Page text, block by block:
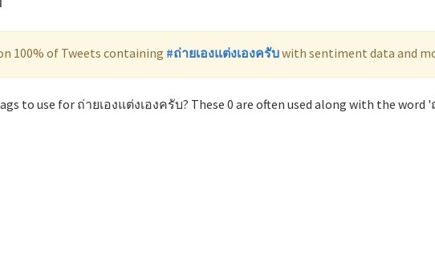
100% of Tweets containing #ถ่ายเองแต่งเองครับwith sentiment data and
to use for ถ่ายเองแต่งเองครับ? These 0 are often used along with the word